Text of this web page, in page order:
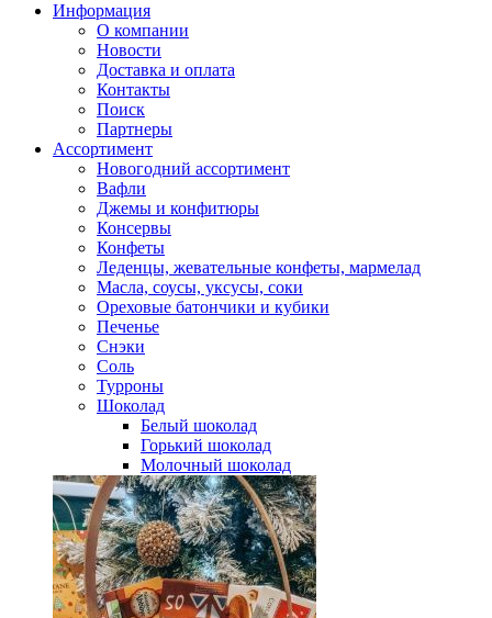
Информация
О компании
Новости
Доставка и оплата
Контакты
Поиск
Партнеры
Ассортимент
Новогодний ассортимент
Вафли
Джемы и конфитюры
Консервы
Конфеты
Леденцы, жевательные конфеты, мармелад
Масла, соусы, уксусы, соки
Ореховые батончики и кубики
Печенье
Снэки
Соль
Турроны
Шоколад
Белый шоколад
Горький шоколад
Молочный шоколад